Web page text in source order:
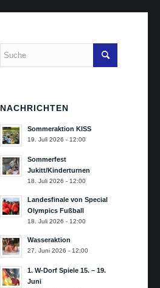
NACHRICHTEN
Sommeraktion KISS
19. Juli 2026 - 12:00
Sommerfest
Jukitt/Kinderturnen
18. Juli 2026 - 12:00
Landesfinale von Special
Olympics Fußball
18. Juli 2026 - 12:00
Wasseraktion
27. Juni 2026 - 12:00
1. W-Dorf Spiele 15. – 19.
Juni